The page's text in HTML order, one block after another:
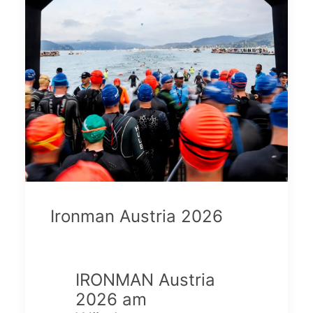
Ironman Austria 2026
IRONMAN Austria
2026 am